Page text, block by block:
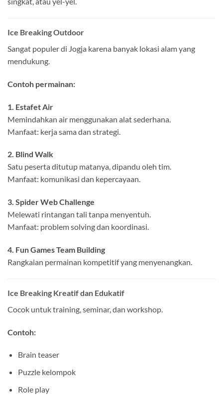
Ice Breaking Outdoor
Sangat populer di Jogja karena banyak lokasi alam yang
mendukung.
Contoh permainan:
1. Estafet Air
Memindahkan air menggunakan alat sederhana.
Manfaat: kerja sama dan strategi.
2. Blind Walk
Satu peserta ditutup matanya, dipandu oleh tim.
Manfaat: komunikasi dan kepercayaan.
3. Spider Web Challenge
Melewati rintangan tali tanpa menyentuh.
Manfaat: problem solving dan koordinasi.
4. Fun Games Team Building
Rangkaian permainan kompetitif yang menyenangkan.
Ice Breaking Kreatif dan Edukatif
Cocok untuk training, seminar, dan workshop.
Contoh:
Brain teaser
Puzzle kelompok
Role play